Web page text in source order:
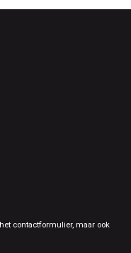
contactformulier, maar ook